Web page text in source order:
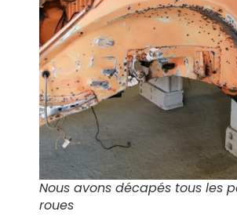
Nous avons décapés tous les
roues